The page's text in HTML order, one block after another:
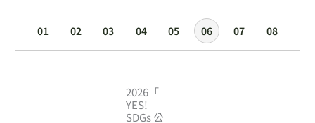
01 02 03 04 05 06 07 08
2026「
YES!
SDGs 公